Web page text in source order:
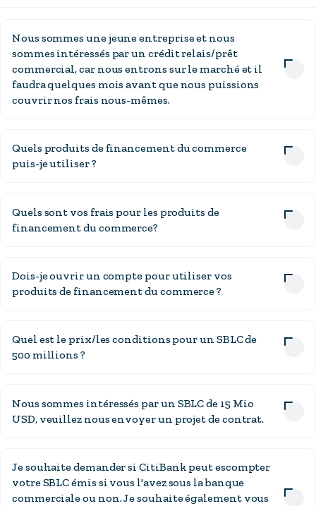
Nous sommes une jeune entreprise et nous
sommes intéressés par un crédit relais/prêt
commercial, car nous entrons sur le marché et il
faudra quelques mois avant que nous puissions
couvrir nos frais nous-mêmes.
Quels produits de financement du commerce
puis-je utiliser ?
Quels sont vos frais pour les produits de
financement du commerce?
Dois-je ouvrir un compte pour utiliser vos
produits de financement du commerce ?
Quel est le prix/les conditions pour un SBLC de
500 millions ?
Nous sommes intéressés par un SBLC de 15 Mio
USD, veuillez nous envoyer un projet de contrat.
Je souhaite demander si CitiBank peut escompter
votre SBLC émis si vous l'avez sous la banque
commerciale ou non. Je souhaite également vous